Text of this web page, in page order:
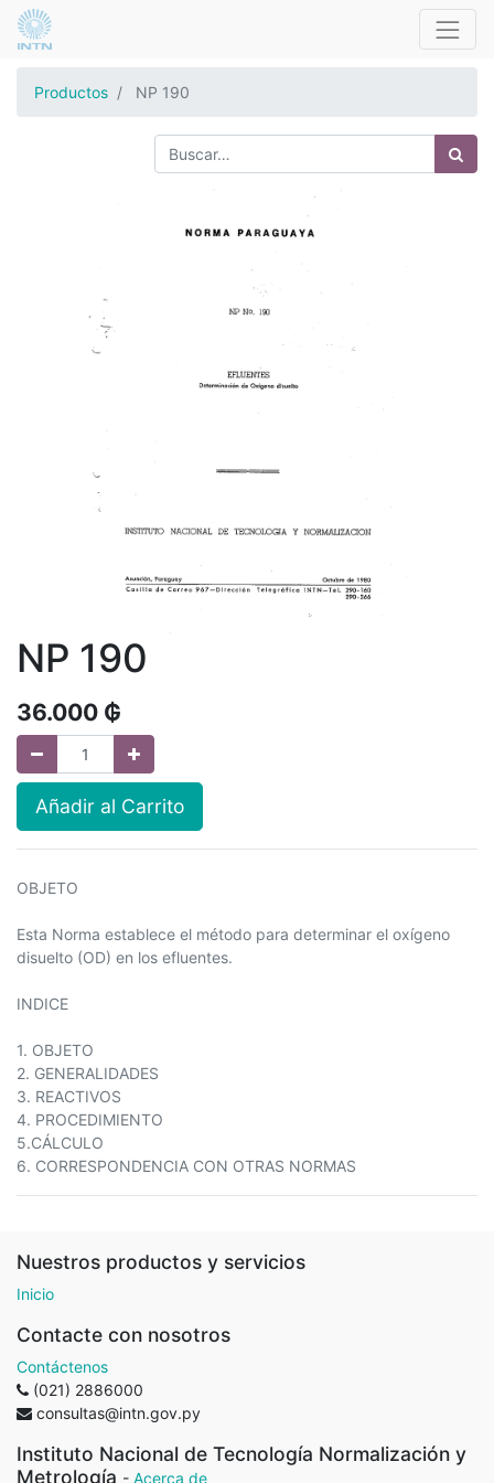
Productos NP 190
NP 190
36.000 ₲
Añadir al Carrito
OBJETO
Esta Norma establece el método para determinar el oxígeno
disuelto (OD) en los efluentes.
INDICE
1. OBJETO
2. GENERALIDADES
3. REACTIVOS
4. PROCEDIMIENTO
5.CÁLCULO
6. CORRESPONDENCIA CON OTRAS NORMAS
Nuestros productos y servicios
Inicio
Contacte con nosotros
Contáctenos
(021) 2886000
consultas@intn.gov.py
Instituto Nacional de Tecnología Normalización y
Metrología - Acerca de